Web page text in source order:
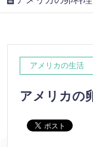
アメリカの生活
アメリカの